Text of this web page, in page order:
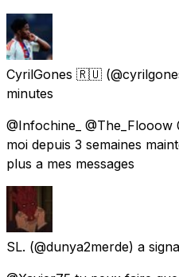
CyrilGones 🇷🇺
minutes
@Infochine_
moi depuis 3 semaines
plus a mes messages
SL. (@dunya2merde) a